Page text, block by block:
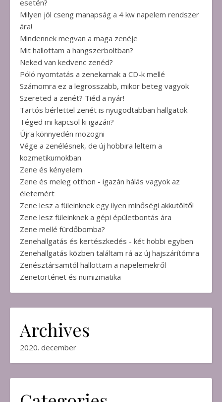
esetén?
Milyen jól cseng manapság a 4 kw napelem rendszer
ára!
Mindennek megvan a maga zenéje
Mit hallottam a hangszerboltban?
Neked van kedvenc zenéd?
Póló nyomtatás a zenekarnak a CD-k mellé
Számomra ez a legrosszabb, mikor beteg vagyok
Szereted a zenét? Tiéd a nyár!
Tartós bérlettel zenét is nyugodtabban hallgatok
Téged mi kapcsol ki igazán?
Újra könnyedén mozogni
Vége a zenélésnek, de új hobbira leltem a
kozmetikumokban
Zene és kényelem
Zene és meleg otthon - igazán hálás vagyok az
életemért
Zene lesz a füleinknek egy ilyen minőségi akkutöltő!
Zene lesz füleinknek a gépi épületbontás ára
Zene mellé fürdőbomba?
Zenehallgatás és kertészkedés - két hobbi egyben
Zenehallgatás közben találtam rá az új hajszárítómra
Zenésztársamtól hallottam a napelemekről
Zenetörténet és numizmatika
Archives
2020. december